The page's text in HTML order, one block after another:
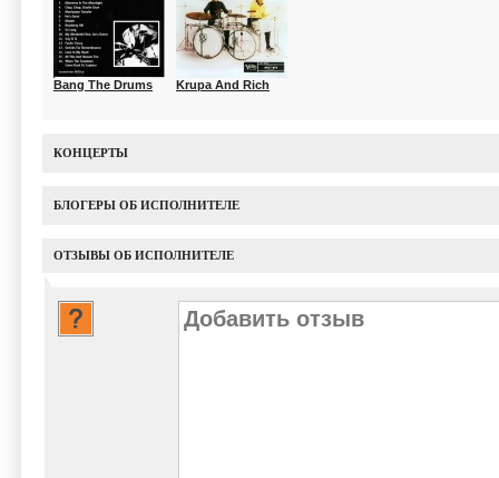
Bang The Drums Krupa And Rich
КОНЦЕРТЫ
БЛОГЕРЫ ОБ ИСПОЛНИТЕЛЕ
ОТЗЫВЫ ОБ ИСПОЛНИТЕЛЕ